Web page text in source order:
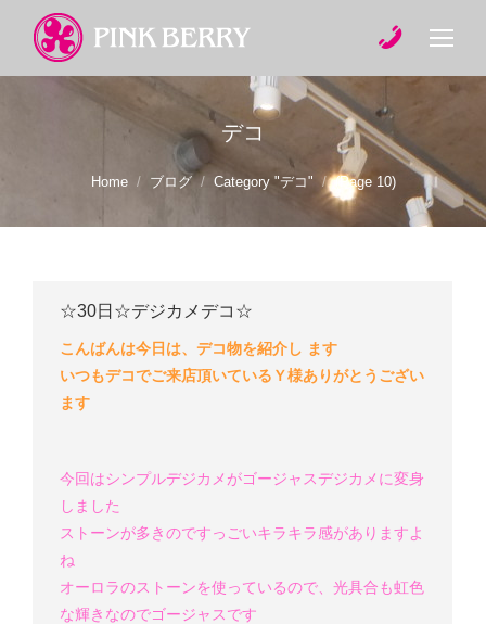
デコ
You are here:
Home ブログ Category "デコ" (Page 10)
☆30日☆デジカメデコ☆
こんばんは今日は、デコ物を紹介し ます
いつもデコでご来店頂いているＹ様ありがとうござい
ます
今回はシンプルデジカメがゴージャスデジカメに変身
しました
ストーンが多きのですっごいキラキラ感がありますよ
ね
オーロラのストーンを使っているので、光具合も虹色
な輝きなのでゴージャスです